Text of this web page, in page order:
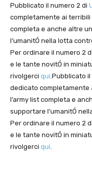
Pubblicato il numero 2 di
completamente ai terribili
completa e anche altre
l’umanitÓ nella lotta
Per ordinare il numero 2 di
e le tante novitÓ in
rivolgerci qui.Pubblicato il
dedicato completamente
l’army list completa e
supportare l’umanitÓ
Per ordinare il numero 2 di
e le tante novitÓ in
rivolgerci qui.